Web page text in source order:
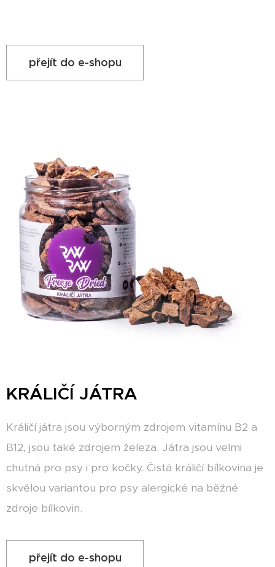
přejít do e-shopu
KRÁLIČÍ JÁTRA
Králičí játra jsou výborným zdrojem vitamínu B2 a
B12, jsou také zdrojem železa. Játra jsou velmi
chutná pro psy i pro kočky. Čistá králičí bílkovina je
skvělou variantou pro psy alergické na běžné
zdroje bílkovin.
přejít do e-shopu